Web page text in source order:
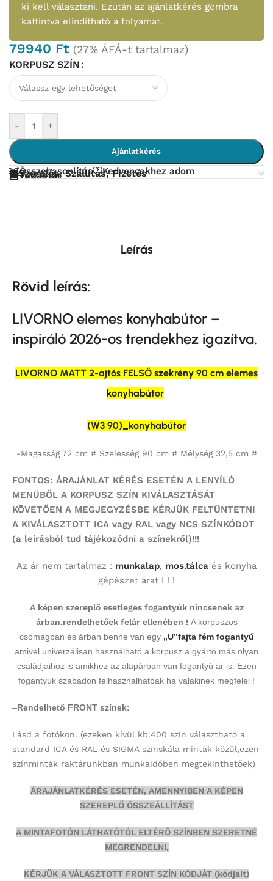
ki kell választani. Ezután az ajánlatkérés gombra
kattintva elindítható a folyamat.
79940 Ft (27% ÁFÁ-t tartalmaz)
KORPUSZ SZÍN
- +
Ajánlatkérés
Összehasonlítás Kedvencekhez adom
Szerelés, Szállítás, Fizetés
Tudástár
Leírás
Rövid leírás:
LIVORNO elemes konyhabútor –
inspiráló 2026-os trendekhez igazítva.
LIVORNO MATT 2-ajtós FELSŐ szekrény 90 cm elemes
konyhabútor
(W3 90)_konyhabútor
-Magasság 72 cm # Szélesség 90 cm # Mélység 32,5 cm #
FONTOS: ÁRAJÁNLAT KÉRÉS ESETÉN A LENYÍLÓ
MENÜBŐL A KORPUSZ SZÍN KIVÁLASZTÁSÁT
KÖVETŐEN A MEGJEGYZÉSBE KÉRJÜK FELTÜNTETNI
A KIVÁLASZTOTT ICA vagy RAL vagy NCS SZÍNKÓDOT
(a leírásból tud tájékozódni a színekről)!!!
Az ár nem tartalmaz : munkalap, mos.tálca és konyha
gépészet árat ! ! !
A képen szereplő esetleges fogantyúk nincsenek az
árban,rendelhetőek felár ellenében ! A korpuszos
csomagban és árban benne van egy „U”fajta fém fogantyú
amivel univerzálisan használható a korpusz a gyártó más olyan
családjaihoz is amikhez az alapárban van fogantyú ár is. Ezen
fogantyúk szabadon felhasználhatóak ha valakinek megfelel !
–Rendelhető FRONT színek:
Lásd a fotókon. (ezeken kívül kb.400 szín választható a
standard ICA és RAL és SIGMA színskála minták közül,ezen
színminták raktárunkban munkaidőben megtekinthetőek)
ÁRAJÁNLATKÉRÉS ESETÉN, AMENNYIBEN A KÉPEN
SZEREPLŐ ÖSSZEÁLLÍTÁST
A MINTAFOTÓN LÁTHATÓTÓL ELTÉRŐ SZÍNBEN SZERETNÉ
MEGRENDELNI,
KÉRJÜK A VÁLASZTOTT FRONT SZÍN KÓDJÁT (kódjait)